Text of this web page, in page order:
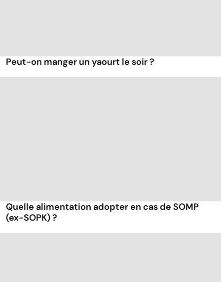
Peut-on manger un yaourt le soir ?
Quelle alimentation adopter en cas de SOMP
(ex-SOPK) ?